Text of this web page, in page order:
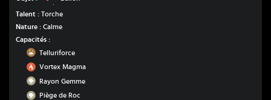
Talent : Torche
Nature : Calme
Capacités :
SolTelluriforce
Feu
Vortex Magma
Roche
Rayon Gemme
Roche
Piège de Roc